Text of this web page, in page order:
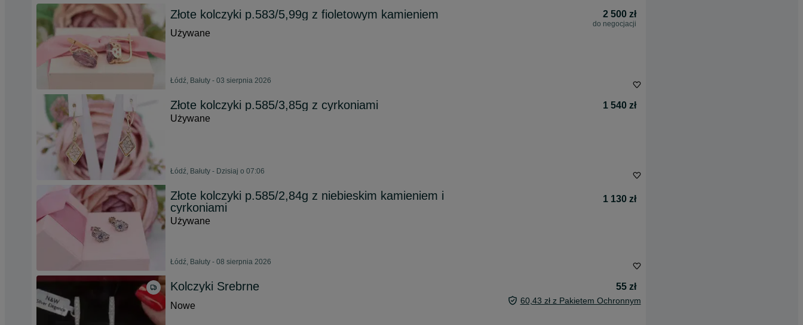
Złote kolczyki p.583/5,99g z fioletowym kamieniem 2 500 zł
do negocjacji
Używane
Łódź, Bałuty - 03 sierpnia 2026
Złote kolczyki p.585/3,85g z cyrkoniami
1 540 zł
Używane
Łódź, Bałuty - Dzisiaj o 07:06
Złote kolczyki p.585/2,84g z niebieskim kamieniem i
cyrkoniami
1 130 zł
Używane
Łódź, Bałuty - 08 sierpnia 2026
Kolczyki Srebrne
55 zł
Nowe
60,43 zł z Pakietem Ochronnym